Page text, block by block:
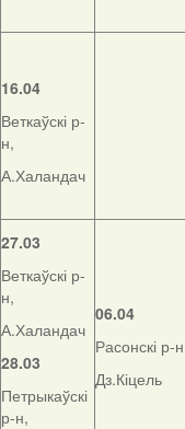
16.04
Веткаўскі р-
н,
А.Халандач
27.03
Веткаўскі р-
н,
А.Халандач
28.03
Петрыкаўскі
р-н,
06.04
Расонскі р-
Дз.Кіцель